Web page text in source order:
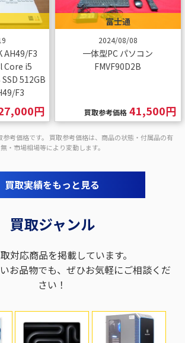
AH49/F3
Core i5
512GB
F3
円
富士通
2024/08/08
一体型PC パソコン
FMVF90D2B
買取参考価格 41,500円
考価格です。 買取参考価格は、商品の状態・付属品の有
無・市場相場等により変動します。
買取実績をもっと見る
買取ジャンル
対応商品を掲載しています。
お品物でも、ぜひお気軽にご相談くだ
さい！